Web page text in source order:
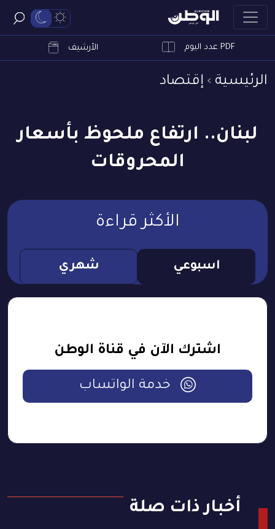
PDF عدد اليوم الأرشيف
الرئيسية إقتصاد
لبنان.. ارتفاع ملحوظ بأسعار
المحروقات
الأكثر قراءة
اسبوعي شهري
اشترك الآن في قناة الوطن
خدمة الواتساب
أخبار ذات صلة